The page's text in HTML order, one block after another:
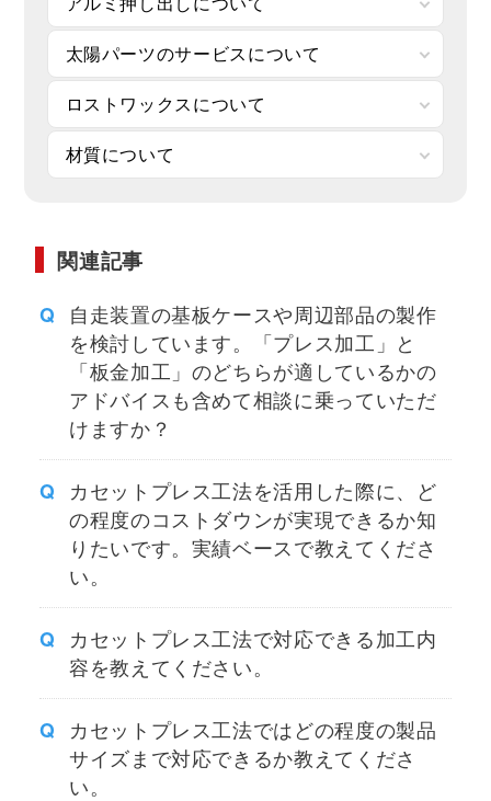
太陽パーツのサービスについて
ロストワックスについて
材質について
関連記事
自走装置の基板ケースや周辺部品の製作
を検討しています。「プレス加工」と
「板金加工」のどちらが適しているかの
アドバイスも含めて相談に乗っていただ
けますか？
カセットプレス工法を活用した際に、ど
の程度のコストダウンが実現できるか知
りたいです。実績ベースで教えてくださ
い。
カセットプレス工法で対応できる加工内
容を教えてください。
カセットプレス工法ではどの程度の製品
サイズまで対応できるか教えてくださ
い。